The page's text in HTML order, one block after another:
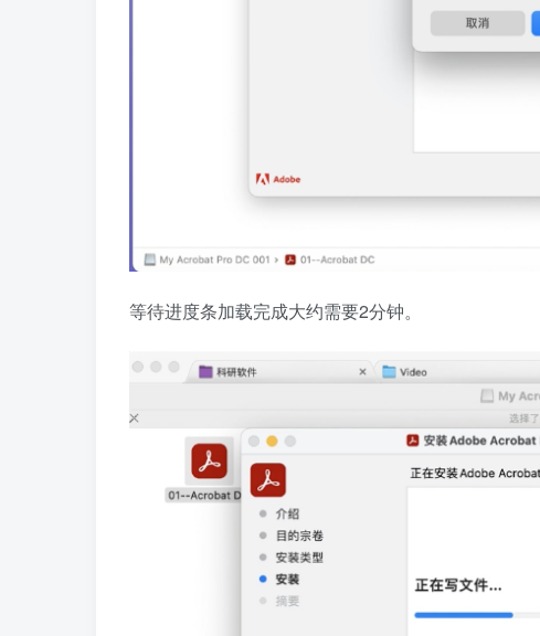
等待进度条加载完成大约需要2分钟。